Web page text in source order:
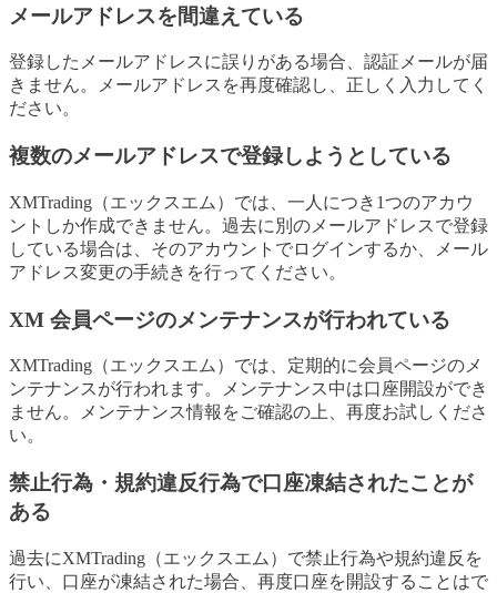
メールアドレスを間違えている
登録したメールアドレスに誤りがある場合、認証メールが届
きません。メールアドレスを再度確認し、正しく入力してく
ださい。
複数のメールアドレスで登録しようとしている
XMTrading（エックスエム）では、一人につき1つのアカウ
ントしか作成できません。過去に別のメールアドレスで登録
している場合は、そのアカウントでログインするか、メール
アドレス変更の手続きを行ってください。
XM 会員ページのメンテナンスが行われている
XMTrading（エックスエム）では、定期的に会員ページのメ
ンテナンスが行われます。メンテナンス中は口座開設ができ
ません。メンテナンス情報をご確認の上、再度お試しくださ
い。
禁止行為・規約違反行為で口座凍結されたことが
ある
過去にXMTrading（エックスエム）で禁止行為や規約違反を
行い、口座が凍結された場合、再度口座を開設することはで